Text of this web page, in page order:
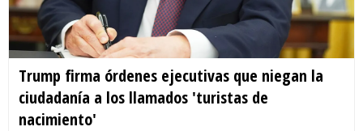
Trump firma órdenes ejecutivas que niegan la
ciudadanía a los llamados 'turistas de
nacimiento'